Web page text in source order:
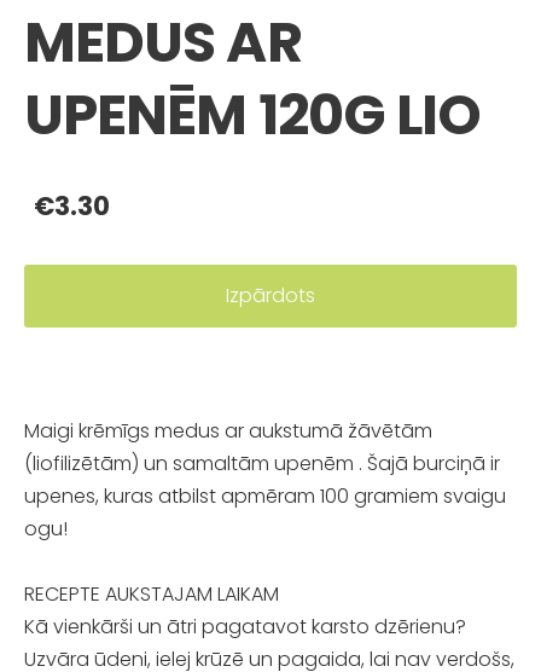
MEDUS AR
UPENĒM 120G LIO
€3.30
Izpārdots
Maigi krēmīgs medus ar aukstumā žāvētām
(liofilizētām) un samaltām upenēm . Šajā burciņā ir
upenes, kuras atbilst apmēram 100 gramiem svaigu
ogu!
RECEPTE AUKSTAJAM LAIKAM
Kā vienkārši un ātri pagatavot karsto dzērienu?
Uzvāra ūdeni, ielej krūzē un pagaida, lai nav verdošs,